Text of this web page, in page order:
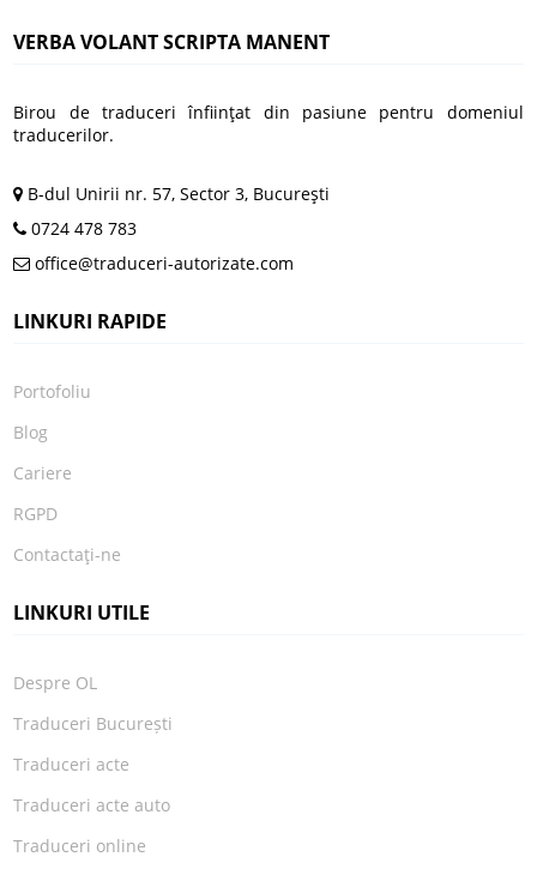
VERBA VOLANT SCRIPTA MANENT
Birou de traduceri înfiinţat din pasiune pentru domeniul
traducerilor.
B-dul Unirii nr. 57, Sector 3, Bucureşti
0724 478 783
office@traduceri-autorizate.com
LINKURI RAPIDE
Portofoliu
Blog
Cariere
RGPD
Contactaţi-ne
LINKURI UTILE
Despre OL
Traduceri București
Traduceri acte
Traduceri acte auto
Traduceri online